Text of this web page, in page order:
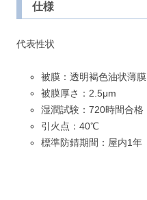
仕様
代表性状
被膜：透明褐色油状薄膜
被膜厚さ：2.5μm
湿潤試験：720時間合格
引火点：40℃
標準防錆期間：屋内1年